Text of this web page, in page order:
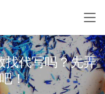
找代写吗？先弄
！